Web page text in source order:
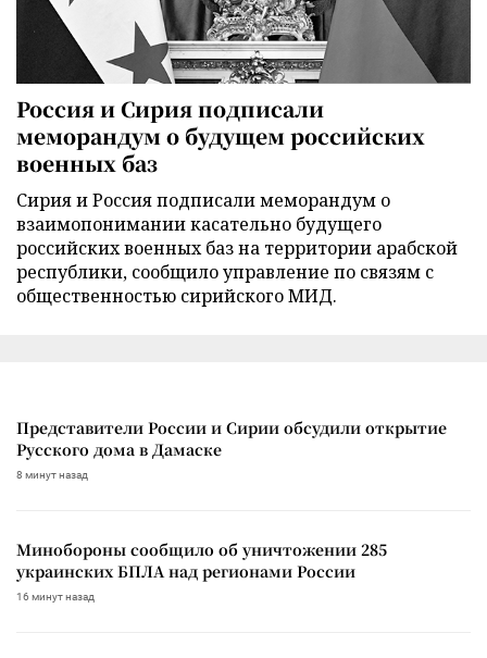
Россия и Сирия подписали
меморандум о будущем российских
военных баз
Сирия и Россия подписали меморандум о
взаимопонимании касательно будущего
российских военных баз на территории арабской
республики, сообщило управление по связям с
общественностью сирийского МИД.
Представители России и Сирии обсудили открытие
Русского дома в Дамаске
8 минут назад
Минобороны сообщило об уничтожении 285
украинских БПЛА над регионами России
16 минут назад